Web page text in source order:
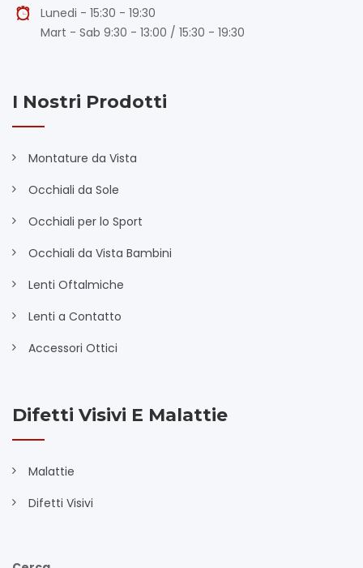
Lunedi - 15:30 - 19:30
Mart - Sab 9:30 - 13:00 / 15:30 - 19:30
I Nostri Prodotti
Montature da Vista
Occhiali da Sole
Occhiali per lo Sport
Occhiali da Vista Bambini
Lenti Oftalmiche
Lenti a Contatto
Accessori Ottici
Difetti Visivi E Malattie
Malattie
Difetti Visivi